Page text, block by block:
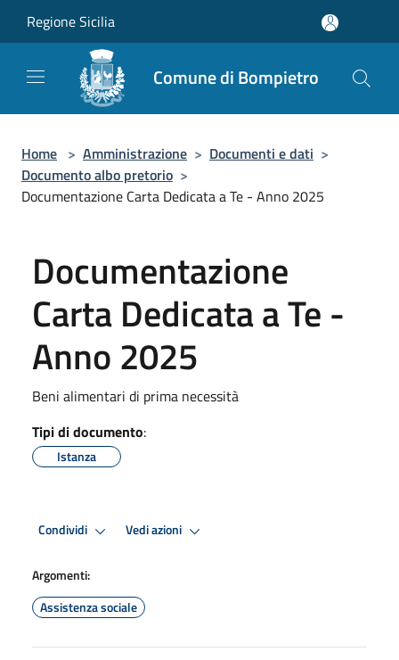
Regione Sicilia
Comune di Bompietro
Home > Amministrazione > Documenti e dati >
Documento albo pretorio >
Documentazione Carta Dedicata a Te - Anno 2025
Documentazione
Carta Dedicata a Te -
Anno 2025
Beni alimentari di prima necessità
Tipi di documento:
Istanza
Condividi Vedi azioni
Argomenti:
Assistenza sociale